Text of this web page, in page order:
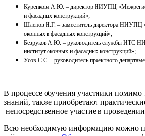
Куренкова А.Ю. – директор НИУПЦ
и фасадных конструкций»;
Шленов Н.Г. – заместитель директора НИУПЦ
оконных и фасадных конструкций»;
Безруков А.Ю. – руководитель службы ИТС
институт оконных и фасадных конструкций»;
Усов С.С. – руководитель проектного
В процессе обучения участники помимо
знаний, также приобретают
непосредственное участие в
Всю необходимую информацию можно